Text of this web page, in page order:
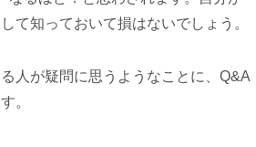
て知っておいて損はないでしょう。
人が疑問に思うようなことに、Q&A
。